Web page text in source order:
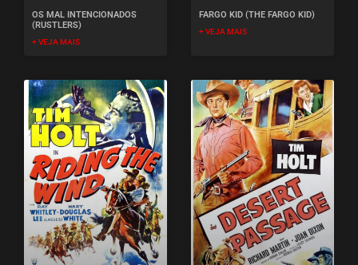
OS MAL INTENCIONADOS
(RUSTLERS)
+ VEJA MAIS
FARGO KID (THE FARGO KID)
+ VEJA MAIS